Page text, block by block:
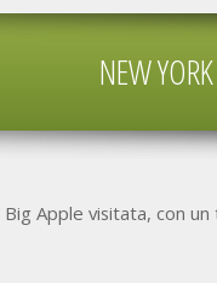
NEW
Apple visitata, con